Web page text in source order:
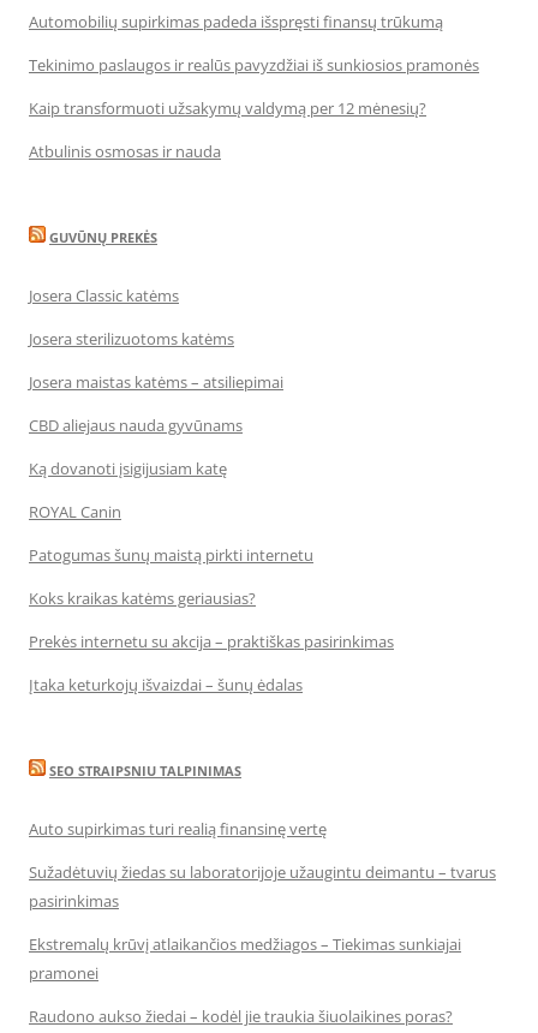
Automobilių supirkimas padeda išspręsti finansų trūkumą
Tekinimo paslaugos ir realūs pavyzdžiai iš sunkiosios pramonės
Kaip transformuoti užsakymų valdymą per 12 mėnesių?
Atbulinis osmosas ir nauda
GUVŪNŲ PREKĖS
Josera Classic katėms
Josera sterilizuotoms katėms
Josera maistas katėms – atsiliepimai
CBD aliejaus nauda gyvūnams
Ką dovanoti įsigijusiam katę
ROYAL Canin
Patogumas šunų maistą pirkti internetu
Koks kraikas katėms geriausias?
Prekės internetu su akcija – praktiškas pasirinkimas
Įtaka keturkojų išvaizdai – šunų ėdalas
SEO STRAIPSNIU TALPINIMAS
Auto supirkimas turi realią finansinę vertę
Sužadėtuvių žiedas su laboratorijoje užaugintu deimantu – tvarus
pasirinkimas
Ekstremalų krūvį atlaikančios medžiagos – Tiekimas sunkiajai
pramonei
Raudono aukso žiedai – kodėl jie traukia šiuolaikines poras?